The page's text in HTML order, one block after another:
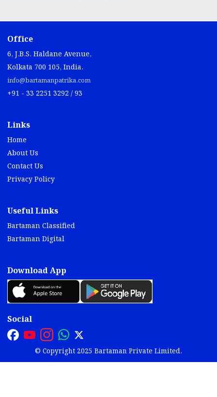
Office
6, J.B.S. Haldane Avenue,
Kolkata 700 105, India.
info@bartamanpatrika.com
+91 - 33 2251 3292 / 93
Links
Home
About Us
Contact Us
Privacy Policy
Useful Links
Bartaman Classified
Bartaman Digital
Download App
Social
© Copyright 2025 Bartaman Private Limited.